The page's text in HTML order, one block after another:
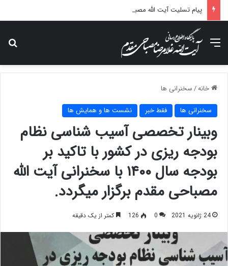
منو
خانه/سخنرانی ها
سخنرانی ها فقط خبر نشست ها و همایش ها
وبینار تخصصی آسیب شناسی نظام
بودجه ریزی در کشور با تاکید بر
بودجه سال ۱۴۰۰ با سخنرانی آیت الله
مصباحی مقدم برگزار میگردد.
24 ژانویه 2021 0
126 کمتر از یک دقیقه